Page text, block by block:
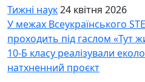
Тижні наук24 квітня 2026
У межах Всеукраїнського
проходить під гаслом «Тут
10-Б класу реалізували
натхненний проєкт